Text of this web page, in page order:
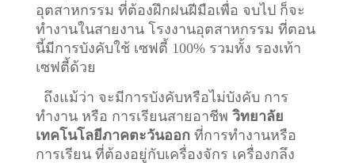
อุตสาหกรรม ที่ต้องฝึกฝนฝีมือเพื่อ จบไป ก็จะ
ทำงานในสายงาน โรงงานอุตสาหกรรม ที่ตอน
นี้มีการบังคับใช้ เซฟตี้ 100% รวมทั้ง รองเท้า
เซฟตี้ด้วย
ถึงแม้ว่า จะมีการบังคับหรือไม่บังคับ การ
ทำงาน หรือ การเรียนสายอาชีพ วิทยาลัย
เทคโนโลยีภาคตะวันออกที่การทำงานหรือ
การเรียน ที่ต้องอยู่กับเครื่องจักร เครื่องกลึง